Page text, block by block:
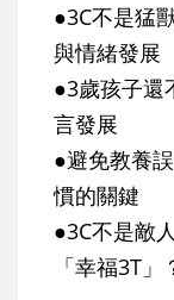
●3C不是猛
與情緒發展
●3歲孩子還
言發展
●避免教養
慣的關鍵
●3C不是敵
「幸福3T」